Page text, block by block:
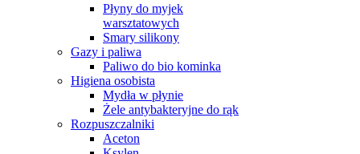
Płyny do myjek
warsztatowych
Smary silikony
Gazy i paliwa
Paliwo do bio kominka
Higiena osobista
Mydła w płynie
Żele antybakteryjne do rąk
Rozpuszczalniki
Aceton